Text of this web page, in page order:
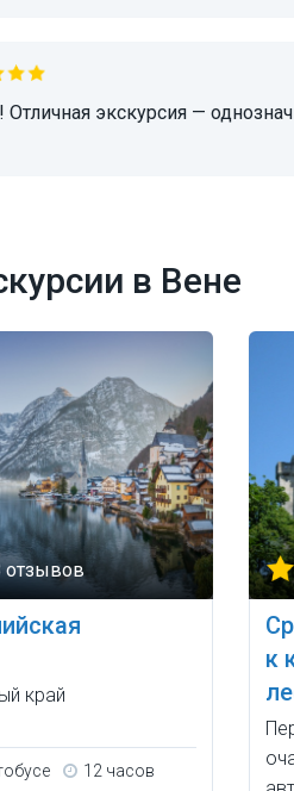
Отличная экскурсия —
в Вене
отзывов
край
12 часов
к